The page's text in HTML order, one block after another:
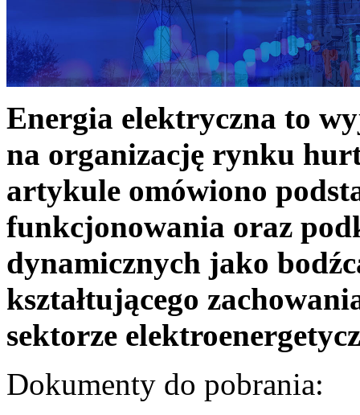
Energia elektryczna to
na organizację rynku
artykule omówiono
funkcjonowania oraz
dynamicznych jako
kształtującego
sektorze
Dokumenty do pobrania: